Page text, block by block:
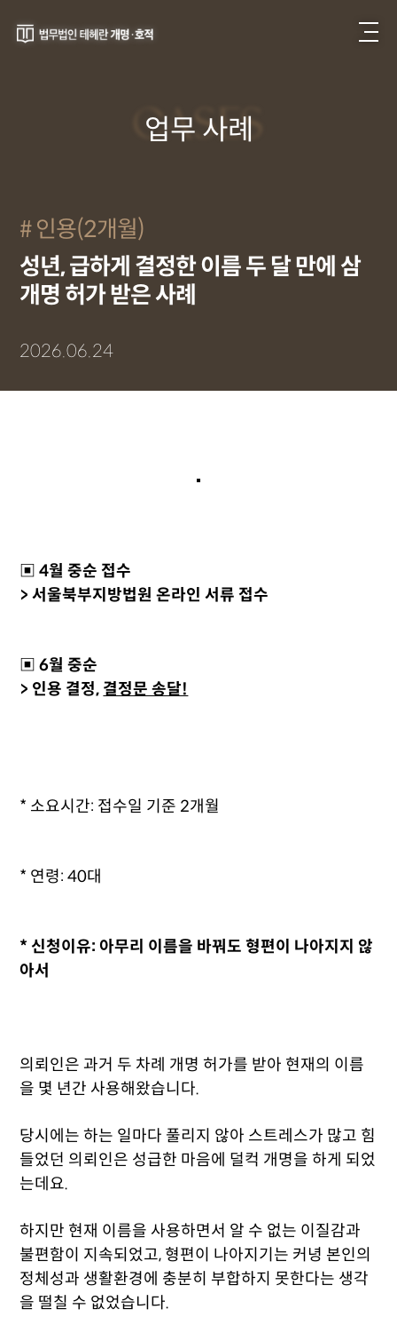
CASES
업무 사례
인용(2개월)
성년, 급하게 결정한 이름 두 달 만에 삼
개명 허가 받은 사례
2026.06.24
▣ 4월 중순 접수
> 서울북부지방법원 온라인 서류 접수
▣ 6월 중순
> 인용 결정, 결정문 송달!
* 소요시간: 접수일 기준 2개월
* 연령: 40대
* 신청이유: 아무리 이름을 바꿔도 형편이 나아지지 않
아서
의뢰인은 과거 두 차례 개명 허가를 받아 현재의 이름
을 몇 년간 사용해왔습니다.
당시에는 하는 일마다 풀리지 않아 스트레스가 많고 힘
들었던 의뢰인은 성급한 마음에 덜컥 개명을 하게 되었
는데요.
하지만 현재 이름을 사용하면서 알 수 없는 이질감과
불편함이 지속되었고, 형편이 나아지기는 커녕 본인의
정체성과 생활환경에 충분히 부합하지 못한다는 생각
을 떨칠 수 없었습니다.